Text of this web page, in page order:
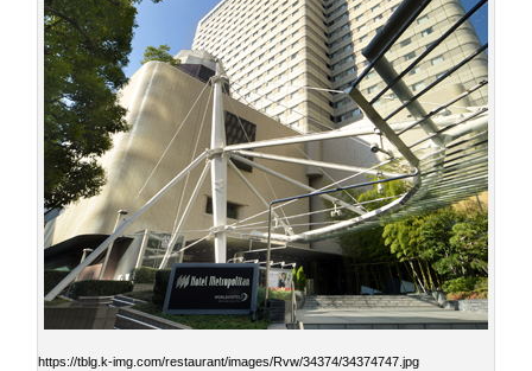
https://tblg.k-img.com/restaurant/images/Rvw/34374/34374747.jpg